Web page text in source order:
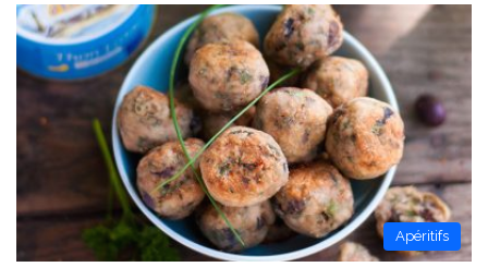
Apéritifs